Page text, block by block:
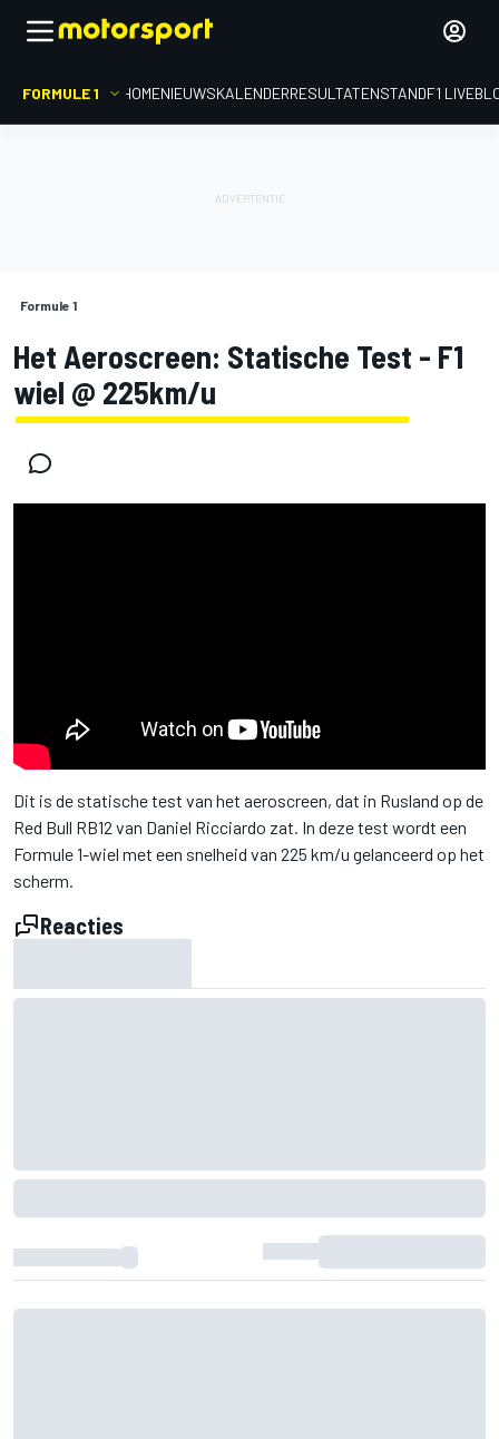
FORMULE 1 HOMENIEUWSKALENDERRESULTATENSTANDF1
Formule 1
Het Aeroscreen: Statische Test - F1
wiel @ 225km/u
Dit is de statische test van het aeroscreen, dat in Rusland op de
Red Bull RB12 van Daniel Ricciardo zat. In deze test wordt een
Formule 1-wiel met een snelheid van 225 km/u gelanceerd op het
scherm.
Reacties